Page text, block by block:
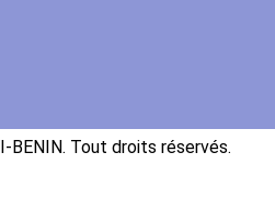
BENIN. Tout droits réservés.